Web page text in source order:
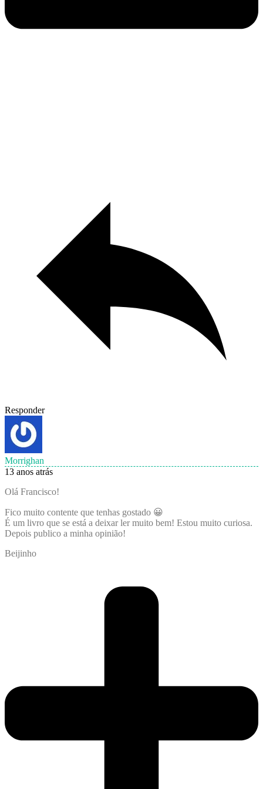
Responder
Morrighan
13 anos atrás
Olá Francisco!
Fico muito contente que tenhas gostado 😀
É um livro que se está a deixar ler muito bem! Estou muito curiosa.
Depois publico a minha opinião!
Beijinho